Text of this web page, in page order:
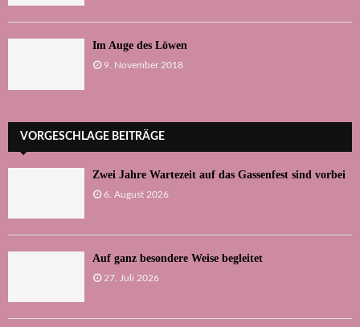
Im Auge des Löwen
9. November 2018
VORGESCHLAGE BEITRÄGE
Zwei Jahre Wartezeit auf das Gassenfest sind vorbei
6. August 2026
Auf ganz besondere Weise begleitet
27. Juli 2026